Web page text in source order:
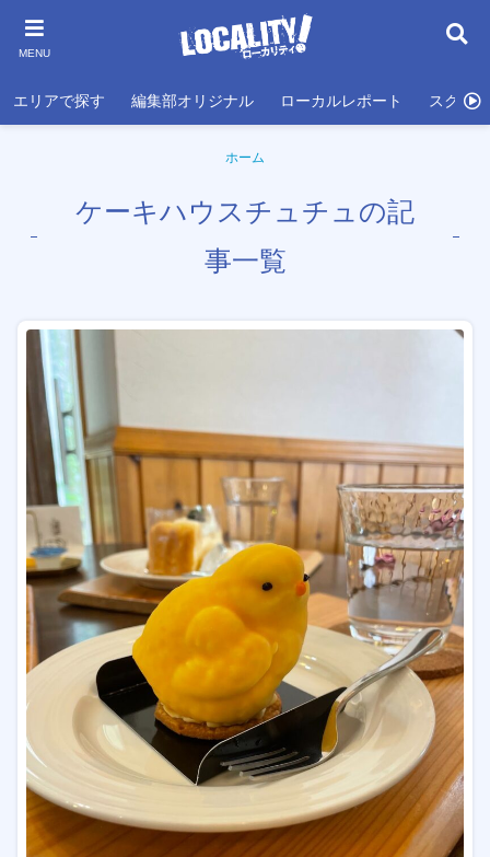
MENU
エリアで探す 編集部オリジナル ローカルレポート スクール
ホーム
ケーキハウスチュチュの記
事一覧